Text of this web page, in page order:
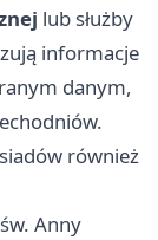
lub służby
informacje
danym,
również
Anny